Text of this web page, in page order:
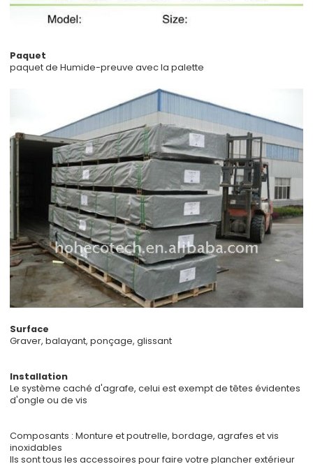
Paquet
paquet de Humide-preuve avec la palette
Surface
Graver, balayant, ponçage, glissant
Installation
Le système caché d'agrafe, celui est exempt de têtes évidentes
d'ongle ou de vis
Composants : Monture et poutrelle, bordage, agrafes et vis
inoxidables
Ils sont tous les accessoires pour faire votre plancher extérieur